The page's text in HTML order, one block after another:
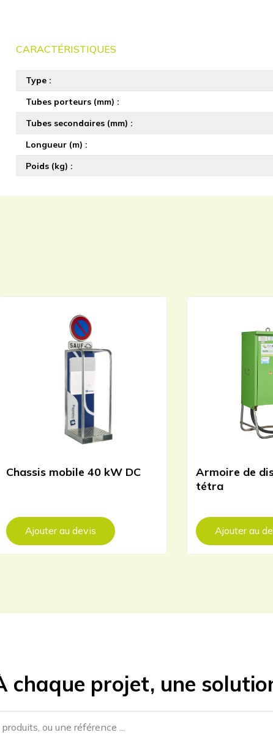
CARACTÉRISTIQUES
Type
Tubes porteurs (mm)
Tubes secondaires (mm)
Longueur (m)
Poids (kg)
Chassis mobile 40 kW DC
Ajouter au devis
Armoire de
tétra
Ajouter au
chaque projet, une